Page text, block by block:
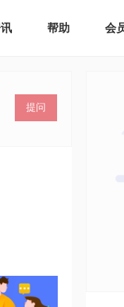
帮助 会
提问